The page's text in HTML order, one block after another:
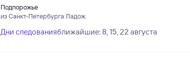
Подпорожье
из Санкт-Петербурга Ладож.
Дни следованияближайшие: 8, 15, 22 августа